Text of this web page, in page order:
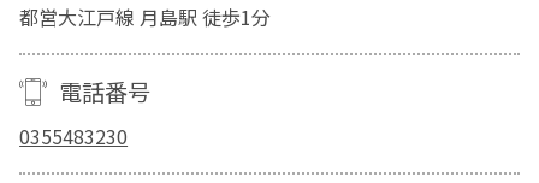
都営大江戸線 月島駅 徒歩1分
電話番号
0355483230